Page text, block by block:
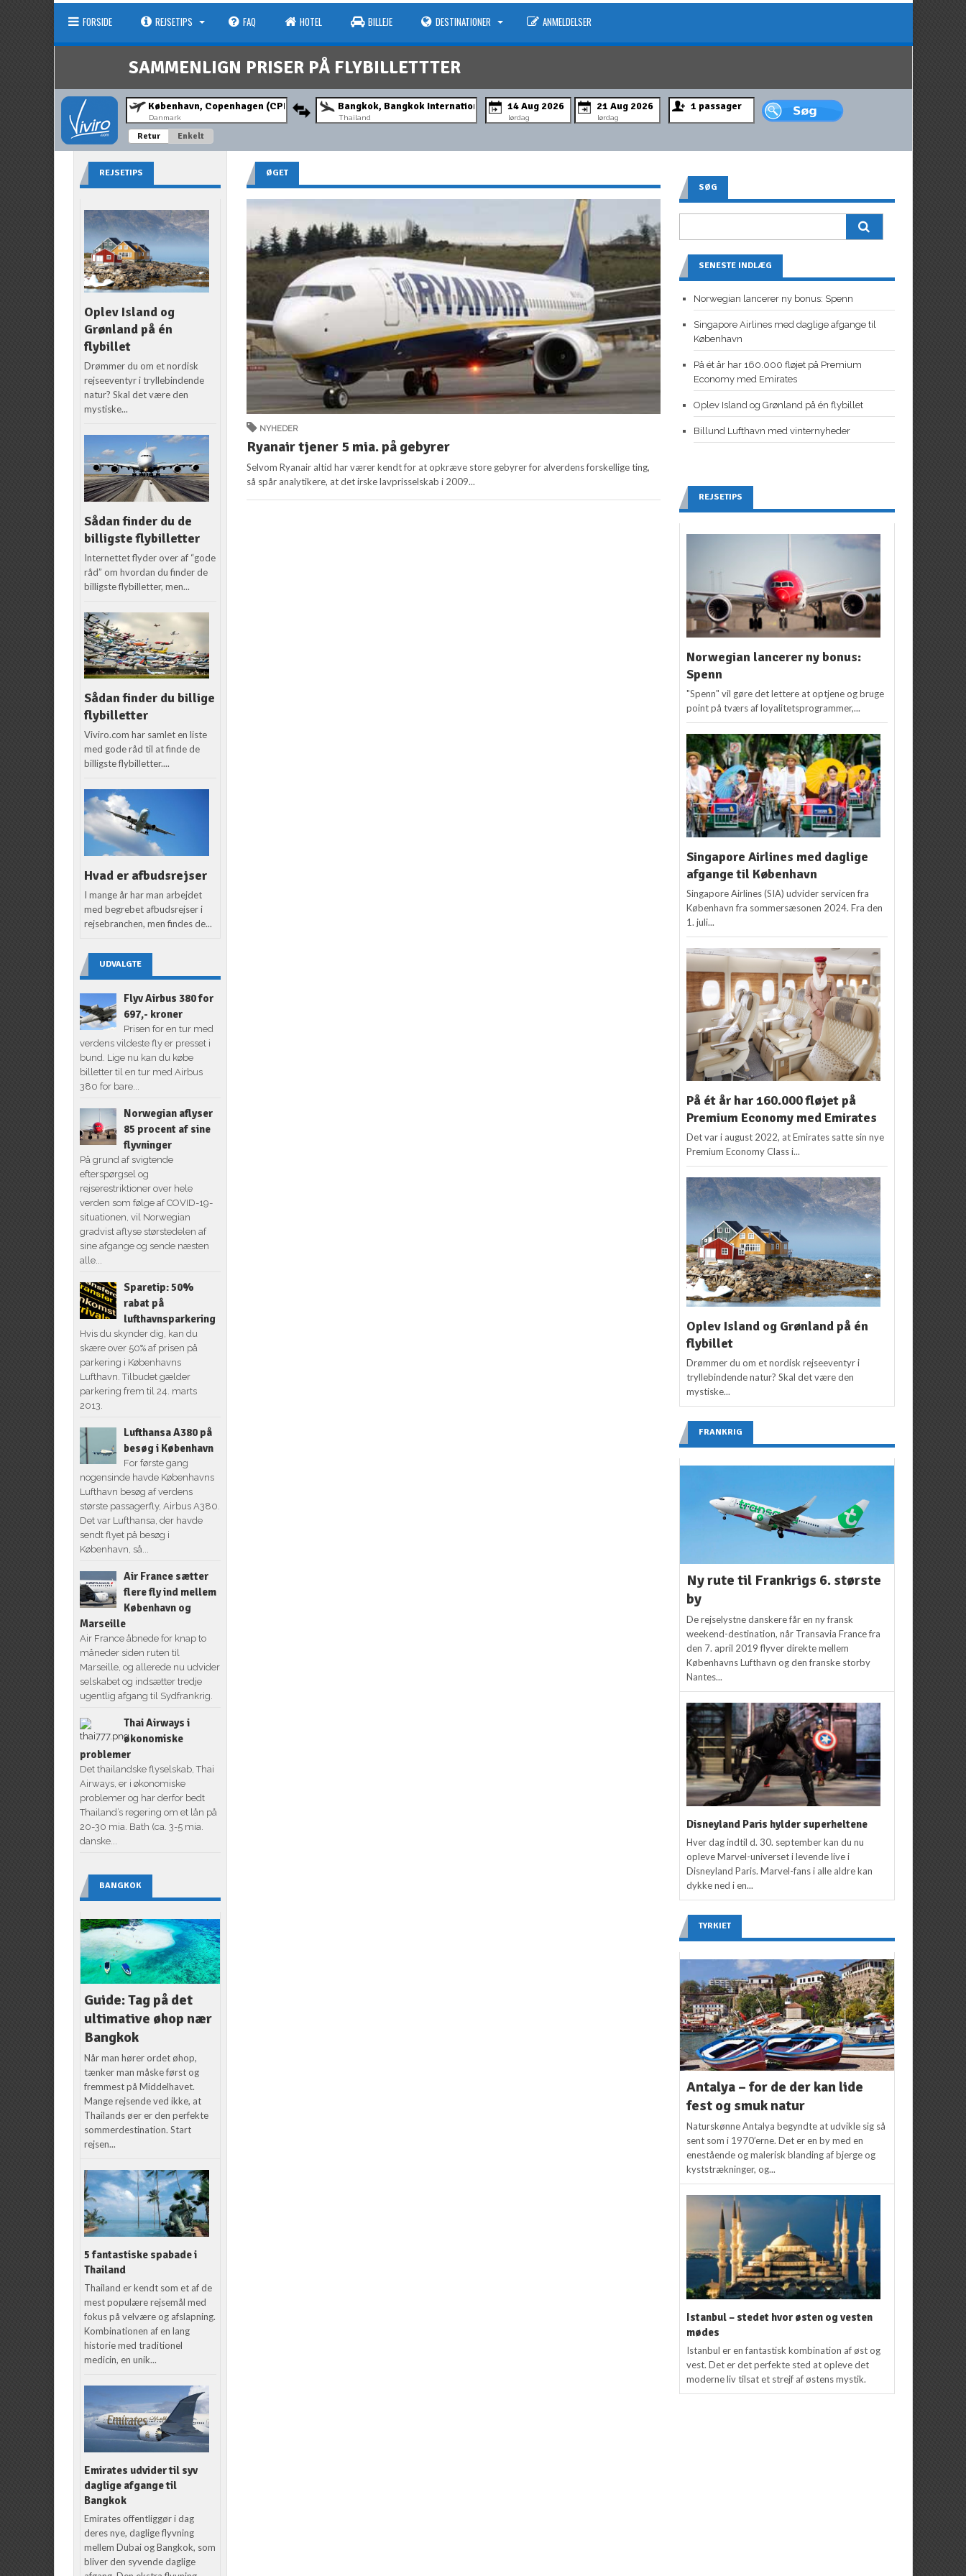
FORSIDE REJSETIPS FAQ HOTEL BILLEJE DESTINATIONER ANMELDELSER
SAMMENLIGN PRISER PÅ FLYBILLETTTER
Danmark Thailand lørdag lørdag
Retur Enkelt
ØGET
NYHEDER
Ryanair tjener 5 mia. på gebyrer
Selvom Ryanair altid har værer kendt for at opkræve store gebyrer for alverdens forskellige ting,
så spår analytikere, at det irske lavprisselskab i 2009...
REJSETIPS
Oplev Island og
Grønland på én
flybillet
Drømmer du om et nordisk
rejseeventyr i tryllebindende
natur? Skal det være den
mystiske...
Sådan finder du de
billigste flybilletter
Internettet flyder over af “gode
råd” om hvordan du finder de
billigste flybilletter, men...
Sådan finder du billige
flybilletter
Viviro.com har samlet en liste
med gode råd til at finde de
billigste flybilletter....
Hvad er afbudsrejser
I mange år har man arbejdet
med begrebet afbudsrejser i
rejsebranchen, men findes de...
UDVALGTE
Flyv Airbus 380 for
697,- kroner
Prisen for en tur med
verdens vildeste fly er presset i
bund. Lige nu kan du købe
billetter til en tur med Airbus
380 for bare...
Norwegian aflyser
85 procent af sine
flyvninger
På grund af svigtende
efterspørgsel og
rejserestriktioner over hele
verden som følge af COVID-19-
situationen, vil Norwegian
gradvist aflyse størstedelen af
sine afgange og sende næsten
alle...
Sparetip: 50%
rabat på
lufthavnsparkering
Hvis du skynder dig, kan du
skære over 50% af prisen på
parkering i Københavns
Lufthavn. Tilbudet gælder
parkering frem til 24. marts
2013.
Lufthansa A380 på
besøg i København
For første gang
nogensinde havde Københavns
Lufthavn besøg af verdens
største passagerfly, Airbus A380.
Det var Lufthansa, der havde
sendt flyet på besøg i
København, så...
Air France sætter
flere fly ind mellem
København og
Marseille
Air France åbnede for knap to
måneder siden ruten til
Marseille, og allerede nu udvider
selskabet og indsætter tredje
ugentlig afgang til Sydfrankrig.
Thai Airways i
økonomiske
problemer
Det thailandske flyselskab, Thai
Airways, er i økonomiske
problemer og har derfor bedt
Thailand’s regering om et lån på
20-30 mia. Bath (ca. 3-5 mia.
danske...
BANGKOK
Guide: Tag på det
ultimative øhop nær
Bangkok
Når man hører ordet øhop,
tænker man måske først og
fremmest på Middelhavet.
Mange rejsende ved ikke, at
Thailands øer er den perfekte
sommerdestination. Start
rejsen...
5 fantastiske spabade i
Thailand
Thailand er kendt som et af de
mest populære rejsemål med
fokus på velvære og afslapning.
Kombinationen af en lang
historie med traditionel
medicin, en unik...
Emirates udvider til syv
daglige afgange til
Bangkok
Emirates offentliggør i dag
deres nye, daglige flyvning
mellem Dubai og Bangkok, som
bliver den syvende daglige
SØG
SENESTE INDLÆG
Norwegian lancerer ny bonus: Spenn
Singapore Airlines med daglige afgange til
København
På ét år har 160.000 fløjet på Premium
Economy med Emirates
Oplev Island og Grønland på én flybillet
Billund Lufthavn med vinternyheder
REJSETIPS
Norwegian lancerer ny bonus:
Spenn
"Spenn" vil gøre det lettere at optjene og bruge
point på tværs af loyalitetsprogrammer,...
Singapore Airlines med daglige
afgange til København
Singapore Airlines (SIA) udvider servicen fra
København fra sommersæsonen 2024. Fra den
1. juli...
På ét år har 160.000 fløjet på
Premium Economy med Emirates
Det var i august 2022, at Emirates satte sin nye
Premium Economy Class i...
Oplev Island og Grønland på én
flybillet
Drømmer du om et nordisk rejseeventyr i
tryllebindende natur? Skal det være den
mystiske...
FRANKRIG
Ny rute til Frankrigs 6. største
by
De rejselystne danskere får en ny fransk
weekend-destination, når Transavia France fra
den 7. april 2019 flyver direkte mellem
Københavns Lufthavn og den franske storby
Nantes...
Disneyland Paris hylder superheltene
Hver dag indtil d. 30. september kan du nu
opleve Marvel-universet i levende live i
Disneyland Paris. Marvel-fans i alle aldre kan
dykke ned i en...
TYRKIET
Antalya – for de der kan lide
fest og smuk natur
Naturskønne Antalya begyndte at udvikle sig så
sent som i 1970’erne. Det er en by med en
enestående og malerisk blanding af bjerge og
kyststrækninger, og...
Istanbul – stedet hvor østen og vesten
mødes
Istanbul er en fantastisk kombination af øst og
vest. Det er det perfekte sted at opleve det
moderne liv tilsat et strejf af østens mystik.